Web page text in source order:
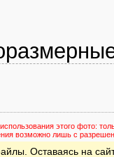
этого фото:
возможно лишь с
Оставаясь на